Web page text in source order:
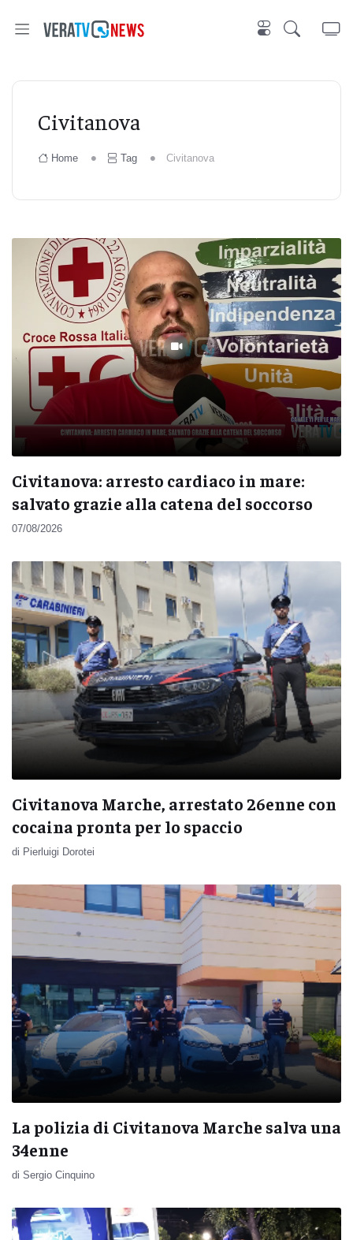
Civitanova
Home Tag Civitanova
Civitanova: arresto cardiaco in mare:
salvato grazie alla catena del soccorso
07/08/2026
Civitanova Marche, arrestato 26enne con
cocaina pronta per lo spaccio
di Pierluigi Dorotei
La polizia di Civitanova Marche salva una
34enne
di Sergio Cinquino